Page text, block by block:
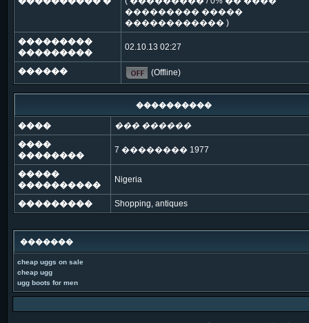
��������� �����
������������ )
���������
���������
02.10.13 02:27
������ (Offline)
����������
����
��� ������
����
��������
7 �������� 1977
�����
����������
Nigeria
��������� Shopping, antiques
�������
cheap uggs on sale
cheap ugg
ugg boots for men